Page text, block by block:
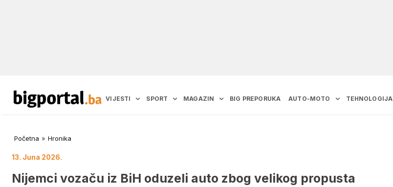
VIJESTI SPORT MAGAZIN BIG PREPORUKA AUTO-MOTO TEHNOLOGIJA
Početna » Hronika
13. Juna 2026.
Nijemci vozaču iz BiH oduzeli auto zbog velikog propusta